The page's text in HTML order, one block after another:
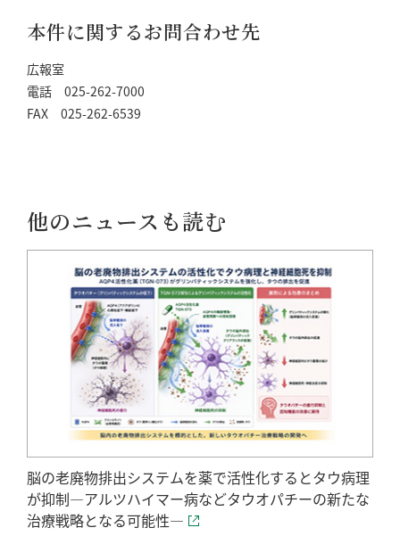
本件に関するお問合わせ先
広報室
電話 025-262-7000
FAX 025-262-6539
他のニュースも読む
脳の老廃物排出システムを薬で活性化するとタウ病理
が抑制―アルツハイマー病などタウオパチーの新たな
治療戦略となる可能性―